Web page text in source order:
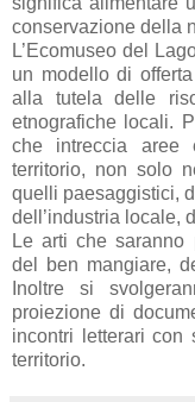
conservazione della
L’Ecomuseo del
un modello di
alla tutela delle
etnografiche locali.
che intreccia aree
territorio, non solo
quelli paesaggistici,
dell’industria locale,
Le arti che saranno
del ben mangiare,
Inoltre si
proiezione di
incontri letterari con
territorio.